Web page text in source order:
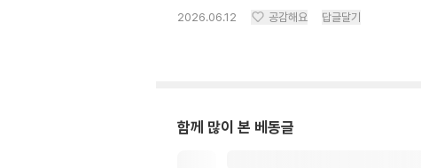
2026.06.12 공감해요 답글달기
함께 많이 본 베동글